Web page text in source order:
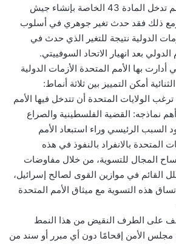
الأمن حبرًا على ورق، ولم تدخل المادة 43 الخاصة بإنشاء جيش
ومع ذلك فقد حدث تغير جوهري في أسلوب
الدولية نتيجة للتغير الذي حدث في
بعد انهيار الاتحاد السوفييتي.
أدارت بها الأمم المتحدة الأزمات الدولية
أمكن التمييز بين ثلاثة أنماط:
الولايات المتحدة أن تتدخل فيها الأمم
نماذجه: القضية الفلسطينية والصراع
السبب الرئيسي وراء استبعاد الأمم
المتحدة بالانفراد بالنفوذ في هذه
المجال للتسوية، من خلال مفاوضات
القائم في موازين القوى لصالح إسرائيل،
هذه التسوية مع ميثاق الأمم المتحدة
على الطرف النقيض من هذا النمط
مجلس الأمن إقحامًا دون أي مبرر أو سند من